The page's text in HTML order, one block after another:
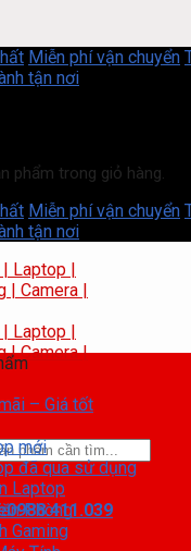
Miễn phí vận chuyển
tận nơi
phẩm trong giỏ hàng.
Miễn phí vận chuyển
tận nơi
0988.411.039
– Giá tốt
mới
đã qua sử dụng
Laptop
Phòng
Gaming